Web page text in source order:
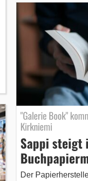
"Galerie Book"
Kirkniemi
Sappi steigt
Der